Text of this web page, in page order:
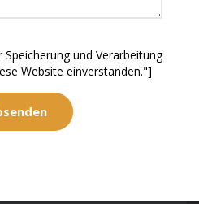
und Verarbeitung
Website einverstanden."]